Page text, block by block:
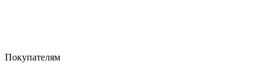
Покупателям